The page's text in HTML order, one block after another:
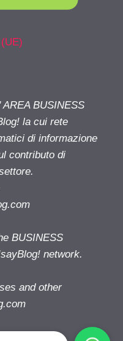
BUSINESS
la cui rete
di informazione
contributo di
BUSINESS
network.
and other